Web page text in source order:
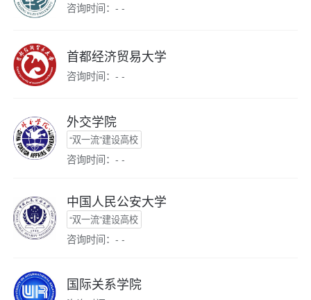
咨询时间：- -
首都经济贸易大学
咨询时间：- -
外交学院
“双一流”建设高校
咨询时间：- -
中国人民公安大学
“双一流”建设高校
咨询时间：- -
国际关系学院